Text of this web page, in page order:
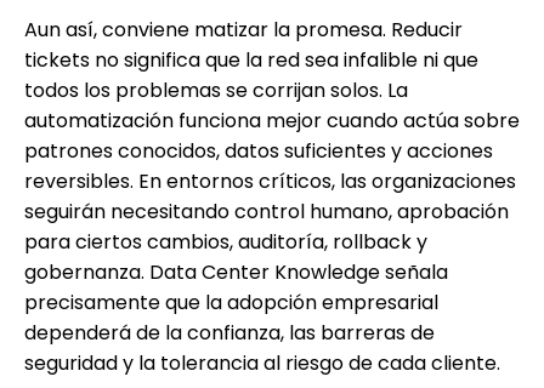
Aun así, conviene matizar la promesa. Reducir
tickets no significa que la red sea infalible ni que
todos los problemas se corrijan solos. La
automatización funciona mejor cuando actúa sobre
patrones conocidos, datos suficientes y acciones
reversibles. En entornos críticos, las organizaciones
seguirán necesitando control humano, aprobación
para ciertos cambios, auditoría, rollback y
gobernanza. Data Center Knowledge señala
precisamente que la adopción empresarial
dependerá de la confianza, las barreras de
seguridad y la tolerancia al riesgo de cada cliente.